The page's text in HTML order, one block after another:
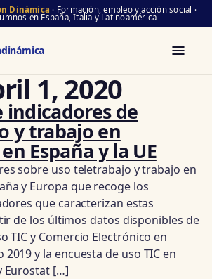
Dinámica · Formación, empleo y acción social ·
en España, Italia y Latinoamérica
dinámica
1, 2020
indicadores de
y trabajo en
España y la UE
sobre uso teletrabajo y trabajo en
y Europa que recoge los
que caracterizan estas
de los últimos datos disponibles de
TIC y Comercio Electrónico en
2019 y la encuesta de uso TIC en
Eurostat […]